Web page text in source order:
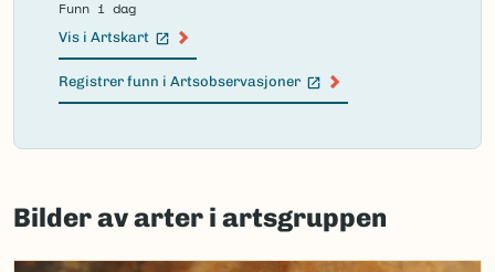
Funn i dag
Vis i Artskart
(Ekstern lenke)
Registrer funn i Artsobservasjoner
(Ekstern lenke)
Failed
load
map.
Bilder av arter i artsgruppen